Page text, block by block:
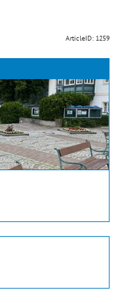
ArticleID: 1259